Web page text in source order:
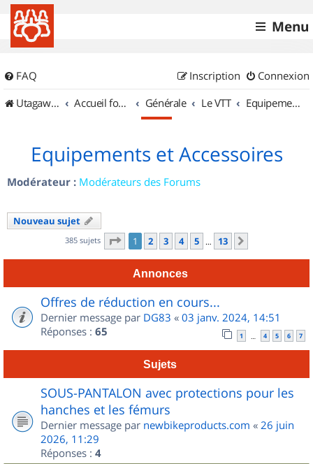
Menu
FAQ Connexion
Inscription
UtagawaVTT (Randos VTT et VTTAE avec traces GPS)
Accueil forum Générale Le VTT Equipements et Accessoires
Equipements et Accessoires
Modérateur : Modérateurs des Forums
Nouveau sujet
385 sujets Page 1sur
1 2 3 4 5 … 13
Annonces
Offres de réduction en cours...
Dernier message par DG83 « 03 janv. 2024, 14:51
Réponses : 65 1 … 4 5 6 7
Sujets
SOUS-PANTALON avec protections pour les
hanches et les fémurs
Dernier message par newbikeproducts.com « 26 juin
2026, 11:29
Réponses : 4